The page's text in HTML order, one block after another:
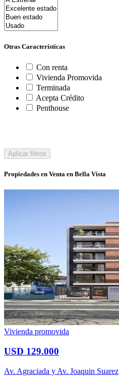
Otras Características
Con renta
Vivienda Promovida
Terminada
Acepta Crédito
Penthouse
Aplicar filtros
Propiedades en Venta en Bella Vista
Vivienda promovida
USD 129.000
Av. Agraciada y Av. Joaquin Suarez